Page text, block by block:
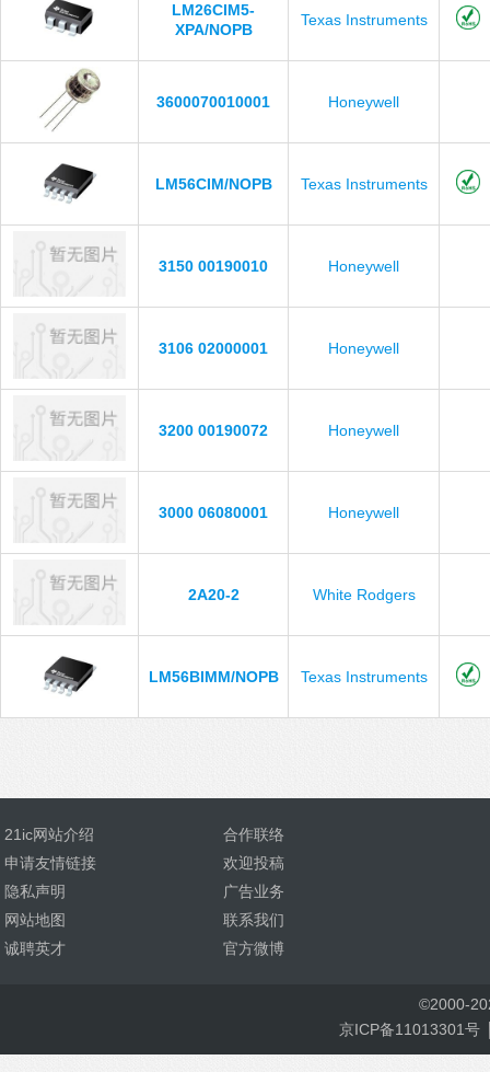
LM26CIM5-
XPA/NOPB
Texas Instruments
3600070010001 Honeywell
LM56CIM/NOPB Texas Instruments
3150 00190010 Honeywell
3106 02000001 Honeywell
3200 00190072 Honeywell
3000 06080001 Honeywell
2A20-2 White Rodgers
LM56BIMM/NOPB Texas Instruments
21ic网站介绍
合作联络
申请友情链接
欢迎投稿
隐私声明
广告业务
网站地图
联系我们
诚聘英才
官方微博
©2000-
京ICP备11013301号